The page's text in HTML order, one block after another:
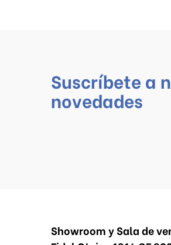
Suscríbete a
novedades
Showroom y Sala de